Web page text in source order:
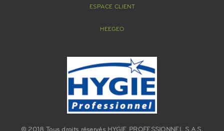
ESPACE CLIENT
HEEGEO